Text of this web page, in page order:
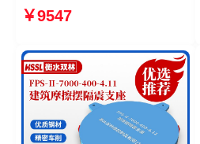
厂 摩擦摆隔振支座源头工厂
350-3.81
￥9547